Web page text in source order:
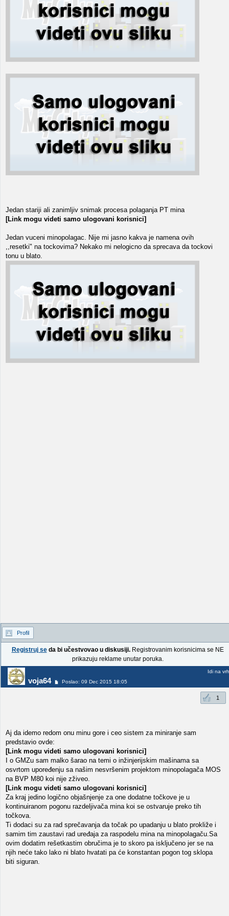
Jedan stariji ali zanimljiv snimak procesa polaganja PT mina
[Link mogu videti samo ulogovani korisnici]
Jedan vuceni minopolagac. Nije mi jasno kakva je namena ovih
,,resetki" na tockovima? Nekako mi nelogicno da sprecava da tockovi
tonu u blato.
Profil
Registruj seda bi učestvovao u diskusiji.Registrovanim korisnicima se NE
prikazuju reklame unutar poruka.
voja64 Poslao: 09 Dec 2015 18:05
Idi na vrh
1
Aj da idemo redom onu minu gore i ceo sistem za miniranje sam
predstavio ovde:
[Link mogu videti samo ulogovani korisnici]
I o GMZu sam malko šarao na temi o inžinjerijskim mašinama sa
osvrtom upoređenju sa našim nesvršenim projektom minopolagača MOS
na BVP M80 koi nije zživeo.
[Link mogu videti samo ulogovani korisnici]
Za kraj jedino logično objašnjenje za one dodatne točkove je u
kontinuiranom pogonu razdeljivača mina koi se ostvaruje preko tih
točkova.
Ti dodaci su za rad sprečavanja da točak po upadanju u blato prokliže i
samim tim zaustavi rad uređaja za raspodelu mina na minopolagaču.Sa
ovim dodatim rešetkastim obručima je to skoro pa isključeno jer se na
njih neće tako lako ni blato hvatati pa će konstantan pogon tog sklopa
biti siguran.